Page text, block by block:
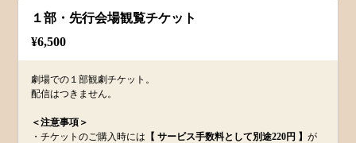
１部・先行会場観覧チケット
¥6,500
劇場での１部観劇チケット。
配信はつきません。
＜注意事項＞
・チケットのご購入時には
【 サービス手数料として別途220円 】が